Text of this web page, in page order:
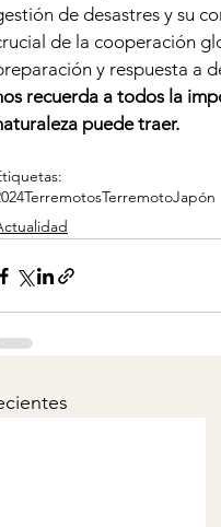
de desastres y su
de la cooperación
y respuesta a
recuerda a todos la
puede traer.
TerremotosTerremotoJapón